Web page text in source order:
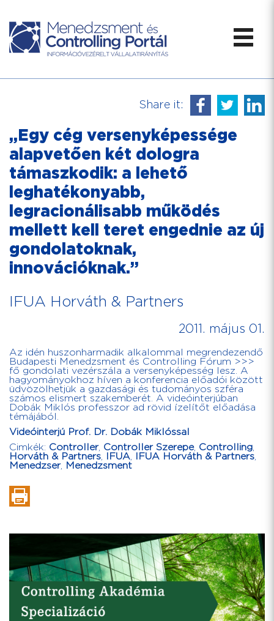
Share it:
„Egy cég versenyképessége
alapvetően két dologra
támaszkodik: a lehető
leghatékonyabb,
legracionálisabb működés
mellett kell teret engednie az új
gondolatoknak,
innovációknak.”
IFUA Horváth & Partners
2011. május 01.
Az idén huszonharmadik alkalommal megrendezendő
Budapesti Menedzsment és Controlling Fórum >>>
fő gondolati vezérszála a versenyképesség lesz. A
hagyományokhoz híven a konferencia előadói között
üdvözölhetjük a gazdasági és tudományos szféra
számos elismert szakemberét. A videóinterjúban
Dobák Miklós professzor ad rövid ízelítőt előadása
témájából.
Videóinterjú Prof. Dr. Dobák Miklóssal
Cimkék: Controller, Controller Szerepe, Controlling,
Horváth & Partners, IFUA, IFUA Horváth & Partners,
Menedzser, Menedzsment